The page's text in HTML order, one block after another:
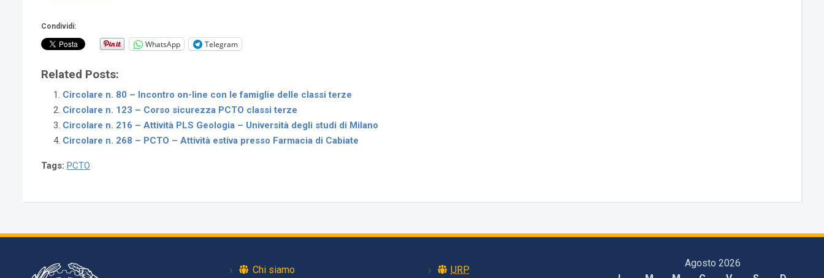
Condividi:
WhatsApp Telegram
Related Posts:
Circolare n. 80 – Incontro on-line con le famiglie delle classi terze
Circolare n. 123 – Corso sicurezza PCTO classi terze
Circolare n. 216 – Attività PLS Geologia – Università degli studi di Milano
Circolare n. 268 – PCTO – Attività estiva presso Farmacia di Cabiate
Tags: PCTO
Chi siamo URP
Agosto 2026